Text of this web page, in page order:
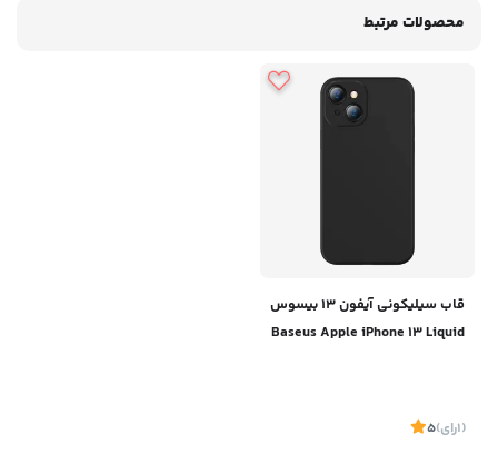
محصولات مرتبط
قاب سیلیکونی آیفون 13 بیسوس
Baseus Apple iPhone 13 Liquid
(1 رای)
5